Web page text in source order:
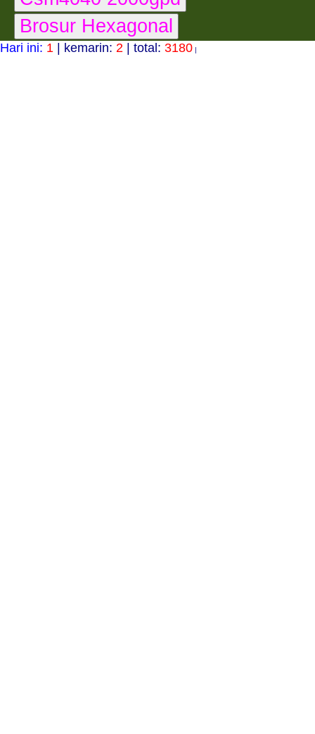
Hari ini: 1 | kemarin: 2 | total: 3180 |